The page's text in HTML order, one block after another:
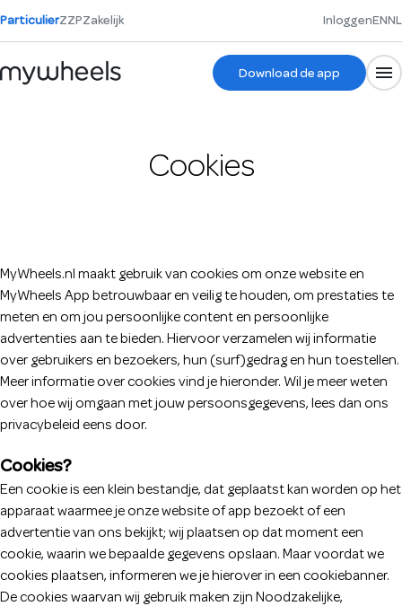
ParticulierZZPZakelijk InloggenENNL
Download de app
Cookies
MyWheels.nl maakt gebruik van cookies om onze website en
MyWheels App betrouwbaar en veilig te houden, om prestaties te
meten en om jou persoonlijke content en persoonlijke
advertenties aan te bieden. Hiervoor verzamelen wij informatie
over gebruikers en bezoekers, hun (surf)gedrag en hun toestellen.
Meer informatie over cookies vind je hieronder. Wil je meer weten
over hoe wij omgaan met jouw persoonsgegevens, lees dan ons
privacybeleid eens door.
Cookies?
Een cookie is een klein bestandje, dat geplaatst kan worden op het
apparaat waarmee je onze website of app bezoekt of een
advertentie van ons bekijkt; wij plaatsen op dat moment een
cookie, waarin we bepaalde gegevens opslaan. Maar voordat we
cookies plaatsen, informeren we je hierover in een cookiebanner.
De cookies waarvan wij gebruik maken zijn Noodzakelijke,